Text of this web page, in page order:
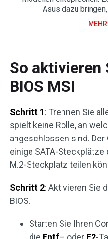
Asus dazu
So aktivieren
BIOS MSI
Schritt 1: Trennen Sie
spielt keine Rolle, an
angeschlossen sind. Der
einige SATA-
M.2-Steckplatz teilen
Schritt 2: Aktivieren Sie
BIOS.
Starten Sie Ihren
die Entf– oder F2-